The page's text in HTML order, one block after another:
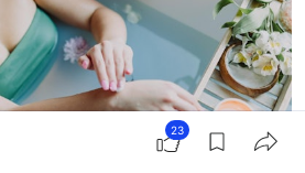
23